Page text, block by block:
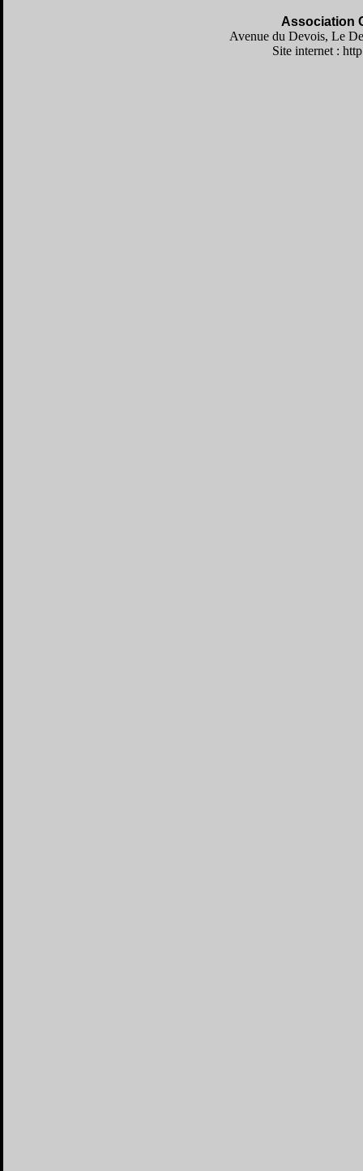
Association
Avenue du Devois, Le
Site internet :